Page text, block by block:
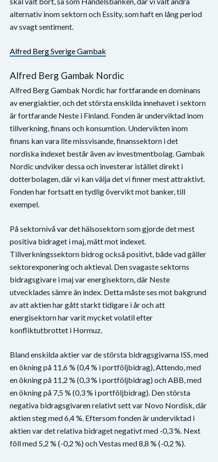
alternativ inom sektorn och Essity, som haft en lång period
av svagt sentiment.
Alfred Berg Sverige Gambak
Alfred Berg Gambak Nordic
Alfred Berg Gambak Nordic har fortfarande en dominans
av energiaktier, och det största enskilda innehavet i sektorn
är fortfarande Neste i Finland. Fonden är underviktad inom
tillverkning, finans och konsumtion. Undervikten inom
finans kan vara lite missvisande, finanssektorn i det
nordiska indexet består även av investmentbolag. Gambak
Nordic undviker dessa och investerar istället direkt i
dotterbolagen, där vi kan välja det vi finner mest attraktivt.
Fonden har fortsatt en tydlig övervikt mot banker, till
exempel.
På sektornivå var det hälsosektorn som gjorde det mest
positiva bidraget i maj, mätt mot indexet.
Tillverkningssektorn bidrog också positivt, både vad gäller
sektorexponering och aktieval. Den svagaste sektorns
bidragsgivare i maj var energisektorn, där Neste
utvecklades sämre än index. Detta måste ses mot bakgrund
av att aktien har gått starkt tidigare i år och att
energisektorn har varit mycket volatil efter
konfliktutbrottet i Hormuz.
Bland enskilda aktier var de största bidragsgivarna ISS, med
en ökning på 11,6 % (0,4 % i portföljbidrag), Attendo, med
en ökning på 11,2 % (0,3 % i portföljbidrag) och ABB, med
en ökning på 7,5 % (0,3 % i portföljbidrag). Den största
negativa bidragsgivaren relativt sett var Novo Nordisk, där
aktien steg med 6,4 %. Eftersom fonden är underviktad i
aktien var det relativa bidraget negativt med -0,3 %. Next
föll med 5,2 % (-0,2 %) och Vestas med 8,8 % (-0,2 %).